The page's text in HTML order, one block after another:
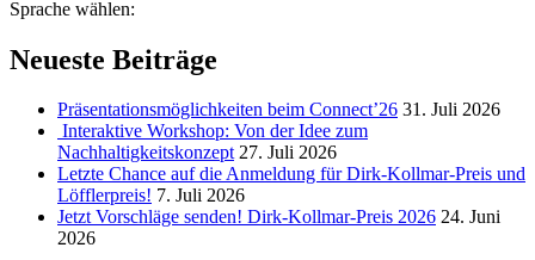
Sprache wählen:
Neueste Beiträge
Präsentationsmöglichkeiten beim Connect’26 31. Juli 2026
Interaktive Workshop: Von der Idee zum
Nachhaltigkeitskonzept 27. Juli 2026
Letzte Chance auf die Anmeldung für Dirk-Kollmar-Preis und
Löfflerpreis! 7. Juli 2026
Jetzt Vorschläge senden! Dirk-Kollmar-Preis 2026 24. Juni
2026